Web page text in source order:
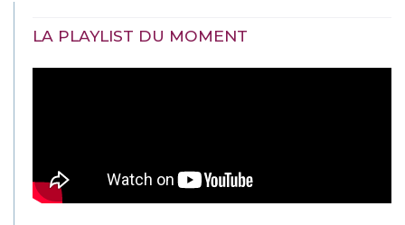
LA PLAYLIST DU MOMENT